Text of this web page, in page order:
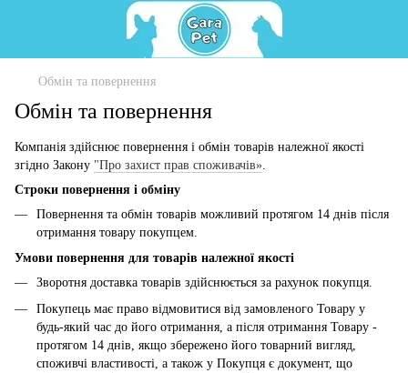
Обмін та повернення
Обмін та повернення
Компанія здійснює повернення і обмін товарів належної якості
згідно Закону "Про захист прав споживачів».
Строки повернення і обміну
Повернення та обмін товарів можливий протягом 14 днів після
отримання товару покупцем.
Умови повернення для товарів належної якості
Зворотня доставка товарів здійснюється за рахунок покупця.
Покупець має право відмовитися від замовленого Товару у
будь-який час до його отримання, а після отримання Товару -
протягом 14 днів, якщо збережено його товарний вигляд,
споживчі властивості, а також у Покупця є документ, що